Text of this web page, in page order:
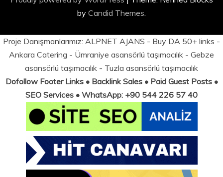
by Candid Themes.
Proje Danışmanlarımız: ALPNET AJANS - Buy DA 50+ links -
Ankara Catering - Ümraniye asansörlü taşımacılık - Gebze
asansörlü taşımacılık - Tuzla asansörlü taşımacılık
Dofollow Footer Links • Backlink Sales • Paid Guest Posts •
SEO Services • WhatsApp: +90 544 226 57 40